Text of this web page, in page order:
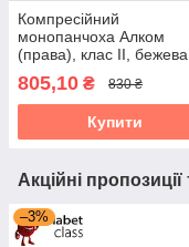
Компресійний
монопанчоха Алком
(права), клас II, бежева,
закритим носком,
(6062)
805,10 ₴ 830 ₴
Купити
Акційні
–3%